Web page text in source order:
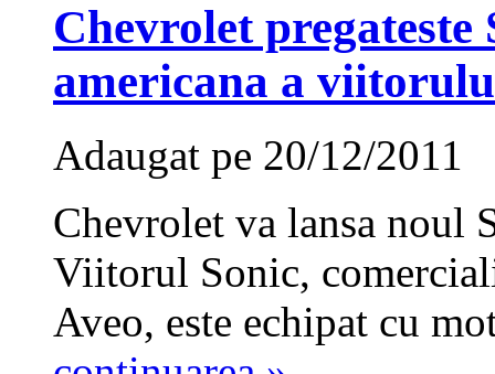
Chevrolet pregateste
americana a
Adaugat pe 20/12/2011
Chevrolet va lansa noul
Viitorul Sonic,
Aveo, este echipat cu